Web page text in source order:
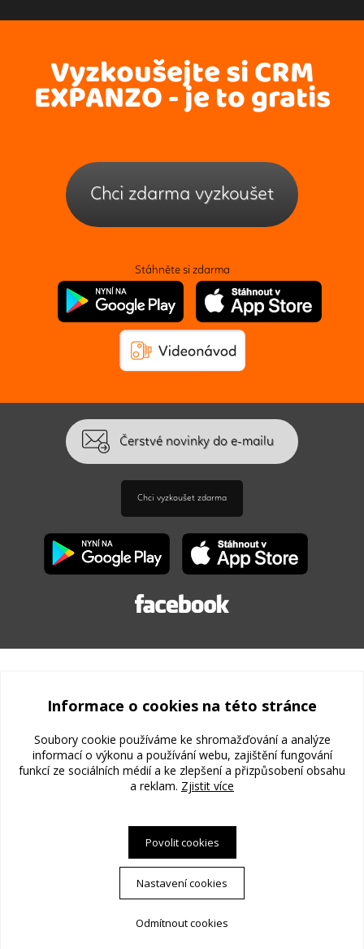
Informace o cookies na této stránce
Soubory cookie používáme ke shromažďování a analýze
informací o výkonu a používání webu, zajištění fungování
funkcí ze sociálních médií a ke zlepšení a přizpůsobení obsahu
a reklam. Zjistit více
Povolit cookies
Nastavení cookies
Odmítnout cookies
Vyzkoušejte si CRM
EXPANZO - je to gratis
Chci zdarma vyzkoušet
Stáhněte si zdarma
Čerstvé novinky do e-mailu
Chci vyzkoušet zdarma
Všeobecné obchodní podmínky Zásady ochrany osobních
údajů
www.freelogbook.biz